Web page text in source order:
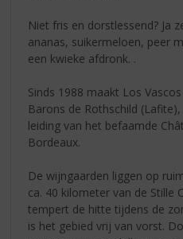
Niet fris en dorstlessend? Ja
ananas, suikermeloen, peer
een kwieke afdronk. .
Sinds 1988 maakt Los
Barons de Rothschild
leiding van het befaamde
Bordeaux.
De wijngaarden liggen op
ca. 40 kilometer van de Stille
tempert de hitte tijdens de
is het gebied vrij van vorst.